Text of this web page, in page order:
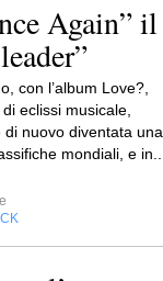
Again” il
con l’album Love?,
eclissi musicale,
nuovo diventata una
mondiali, e